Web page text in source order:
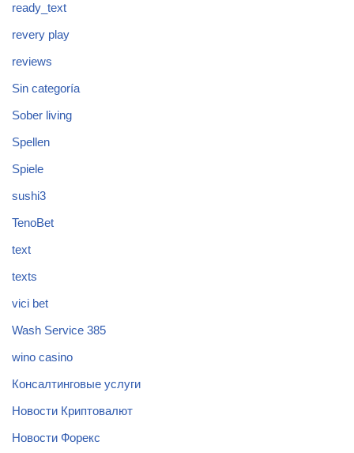
ready_text
revery play
reviews
Sin categoría
Sober living
Spellen
Spiele
sushi3
TenoBet
text
texts
vici bet
Wash Service 385
wino casino
Консалтинговые услуги
Новости Криптовалют
Новости Форекс